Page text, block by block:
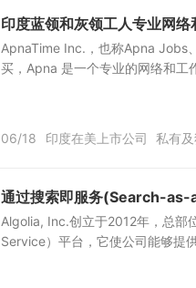
印度蓝领和灰领工人专业网
ApnaTime Inc.，也称Apna Jobs
买，Apna 是一个专业的网络和工
06/18 印度在美上市公司 私有
通过搜索即服务(Search-as-
Algolia, Inc.创立于2012年，总部
Service）平台，它使公司能够提